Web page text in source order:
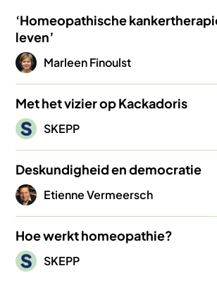
‘Homeopathische
leven’
Afbeelding
Marleen Finoulst
Met het vizier op Kackadoris
Afbeelding
SKEPP
Deskundigheid en democratie
Afbeelding
Etienne Vermeersch
Hoe werkt homeopathie?
Afbeelding
SKEPP